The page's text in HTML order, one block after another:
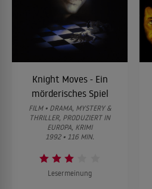
Knight Moves - Ein
mörderisches Spiel
FILM • DRAMA, MYSTERY &
THRILLER, PRODUZIERT IN
EUROPA, KRIMI
1992 • 116 MIN.
Lesermeinung